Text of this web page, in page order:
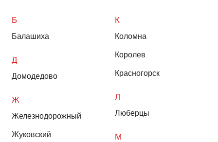
Б
Балашиха
Д
Домодедово
Ж
Железнодорожный
Жуковский
К
Коломна
Королев
Красногорск
Л
Люберцы
М